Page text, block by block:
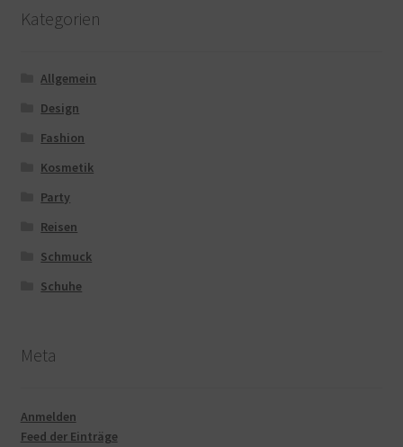
Kategorien
Allgemein
Design
Fashion
Kosmetik
Party
Reisen
Schmuck
Schuhe
Meta
Anmelden
Feed der Einträge